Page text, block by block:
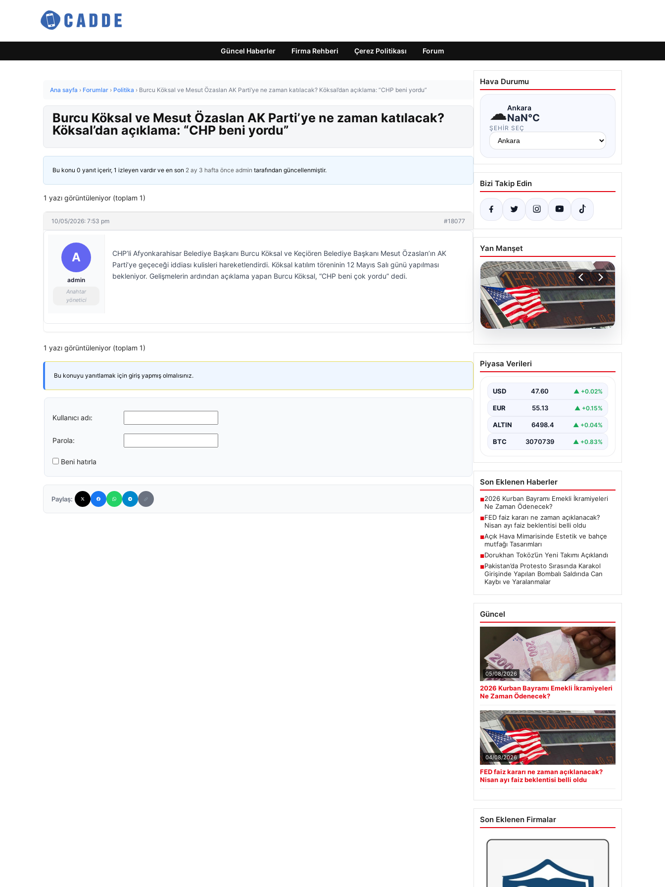
Güncel Haberler Firma Rehberi Çerez Politikası Forum
Ana sayfa › Forumlar › Politika › Burcu Köksal ve Mesut Özaslan AK Parti’ye ne zaman katılacak? Köksal’dan açıklama: “CHP beni yordu”
Burcu Köksal ve Mesut Özaslan AK Parti’ye ne zaman katılacak?
Köksal’dan açıklama: “CHP beni yordu”
Bu konu 0 yanıt içerir, 1 izleyen vardır ve en son 2 ay 3 hafta önce admin tarafından güncellenmiştir.
1 yazı görüntüleniyor (toplam 1)
10/05/2026: 7:53 pm #18077
A
admin
Anahtar
yönetici
CHP’li Afyonkarahisar Belediye Başkanı Burcu Köksal ve Keçiören Belediye Başkanı Mesut Özaslan’ın AK
Parti’ye geçeceği iddiası kulisleri hareketlendirdi. Köksal katılım töreninin 12 Mayıs Salı günü yapılması
bekleniyor. Gelişmelerin ardından açıklama yapan Burcu Köksal, “CHP beni çok yordu” dedi.
1 yazı görüntüleniyor (toplam 1)
Bu konuyu yanıtlamak için giriş yapmış olmalısınız.
Kullanıcı adı:
Parola:
Beni hatırla
Paylaş:
Hava Durumu
☁Ankara
NaN°C
ŞEHIR SEÇ
Bizi Takip Edin
Yan Manşet
04.08.2026
FED faiz kararı ne zaman
açıklanacak? Nisan ayı
Piyasa Verileri
USD 47.60 ▲ +0.02%
EUR 55.13 ▲ +0.15%
ALTIN 6498.4 ▲ +0.04%
BTC 3070739 ▲ +0.83%
Son Eklenen Haberler
■2026 Kurban Bayramı Emekli İkramiyeleri
Ne Zaman Ödenecek?
■FED faiz kararı ne zaman açıklanacak?
Nisan ayı faiz beklentisi belli oldu
■Açık Hava Mimarisinde Estetik ve bahçe
mutfağı Tasarımları
■Dorukhan Toköz’ün Yeni Takımı Açıklandı
■Pakistan’da Protesto Sırasında Karakol
Girişinde Yapılan Bombalı Saldırıda Can
Kaybı ve Yaralanmalar
Güncel
05/08/2026
2026 Kurban Bayramı Emekli İkramiyeleri
Ne Zaman Ödenecek?
04/08/2026
FED faiz kararı ne zaman açıklanacak?
Nisan ayı faiz beklentisi belli oldu
Son Eklenen Firmalar